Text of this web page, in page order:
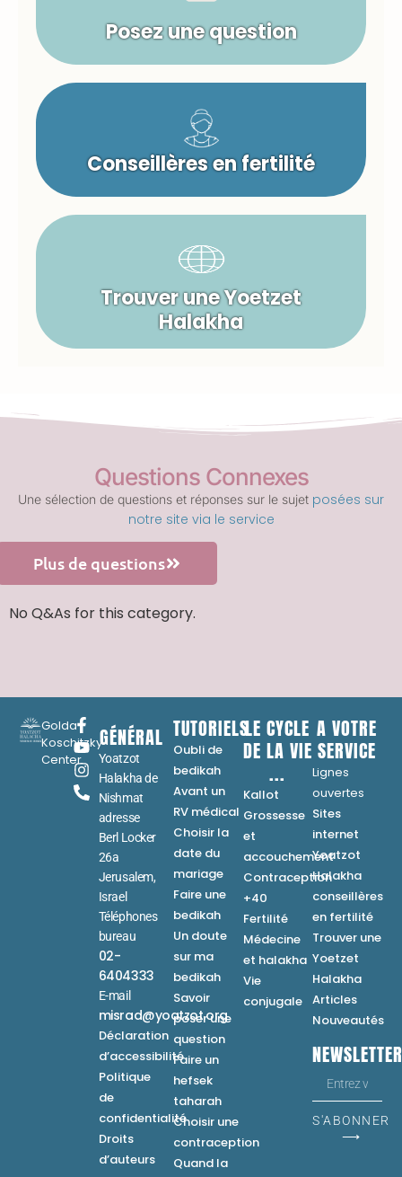
Posez une question
Conseillères en fertilité
Trouver une Yoetzet
Halakha
Questions Connexes
Une sélection de questions et réponses sur le sujet posées sur
notre site via le service
Plus de questions
No Q&As for this category.
Golda
Koschitzky
Center
GÉNÉRAL
Yoatzot
Halakha de
Nishmat
adresse
Berl Locker
26a
Jerusalem,
Israel
Téléphones
bureau
02-
6404333
E-mail
misrad@yoatzot.org
Déclaration
d’accessibilité
Politique
de
confidentialité
Droits
d’auteurs
TUTORIELS
Oubli de
bedikah
Avant un
RV médical
Choisir la
date du
mariage
Faire une
bedikah
Un doute
sur ma
bedikah
Savoir
poser une
question
Faire un
hefsek
taharah
Choisir une
contraception
Quand la
LE CYCLE
DE LA VIE
...
Kallot
Grossesse
et
accouchement
Contraception
+40
Fertilité
Médecine
et halakha
Vie
conjugale
A VOTRE
SERVICE
Lignes
ouvertes
Sites
internet
Yoatzot
Halakha
conseillères
en fertilité
Trouver une
Yoetzet
Halakha
Articles
Nouveautés
S'ABONNER
⟶